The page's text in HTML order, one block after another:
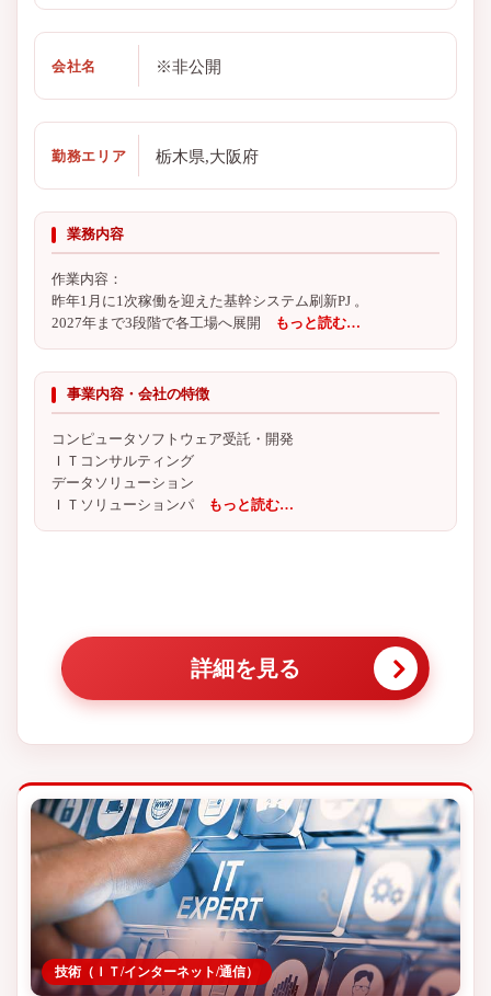
会社名 ※非公開
勤務エリア 栃木県,大阪府
業務内容
作業内容：
昨年1月に1次稼働を迎えた基幹システム刷新PJ 。
2027年まで3段階で各工場へ展開
もっと読む…
事業内容・会社の特徴
コンピュータソフトウェア受託・開発
ＩＴコンサルティング
データソリューション
ＩＴソリューションパ もっと読む…
詳細を見る
技術（ＩＴ/インターネット/通信）